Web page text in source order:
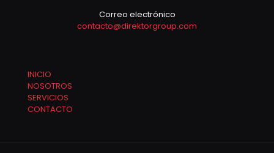
Correo electrónico
contacto@direktorgroup.com
INICIO
NOSOTROS
SERVICIOS
CONTACTO